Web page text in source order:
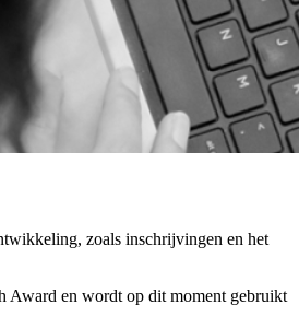
zoals inschrijvingen en het
Award en wordt op dit moment gebruikt